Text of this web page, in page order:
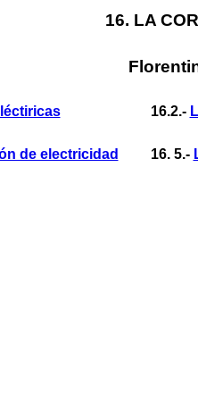
16. LA
16.2.-
de electricidad 16. 5.-